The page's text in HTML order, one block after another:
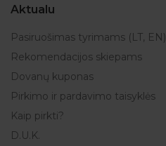
Aktualu
Pasiruošimas tyrimams (LT, EN)
Rekomendacijos skiepams
Dovanų kuponas
Pirkimo ir pardavimo taisyklės
Kaip pirkti?
D.U.K.